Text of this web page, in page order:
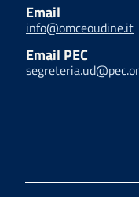
Email
info@omceoudine.it
Email PEC